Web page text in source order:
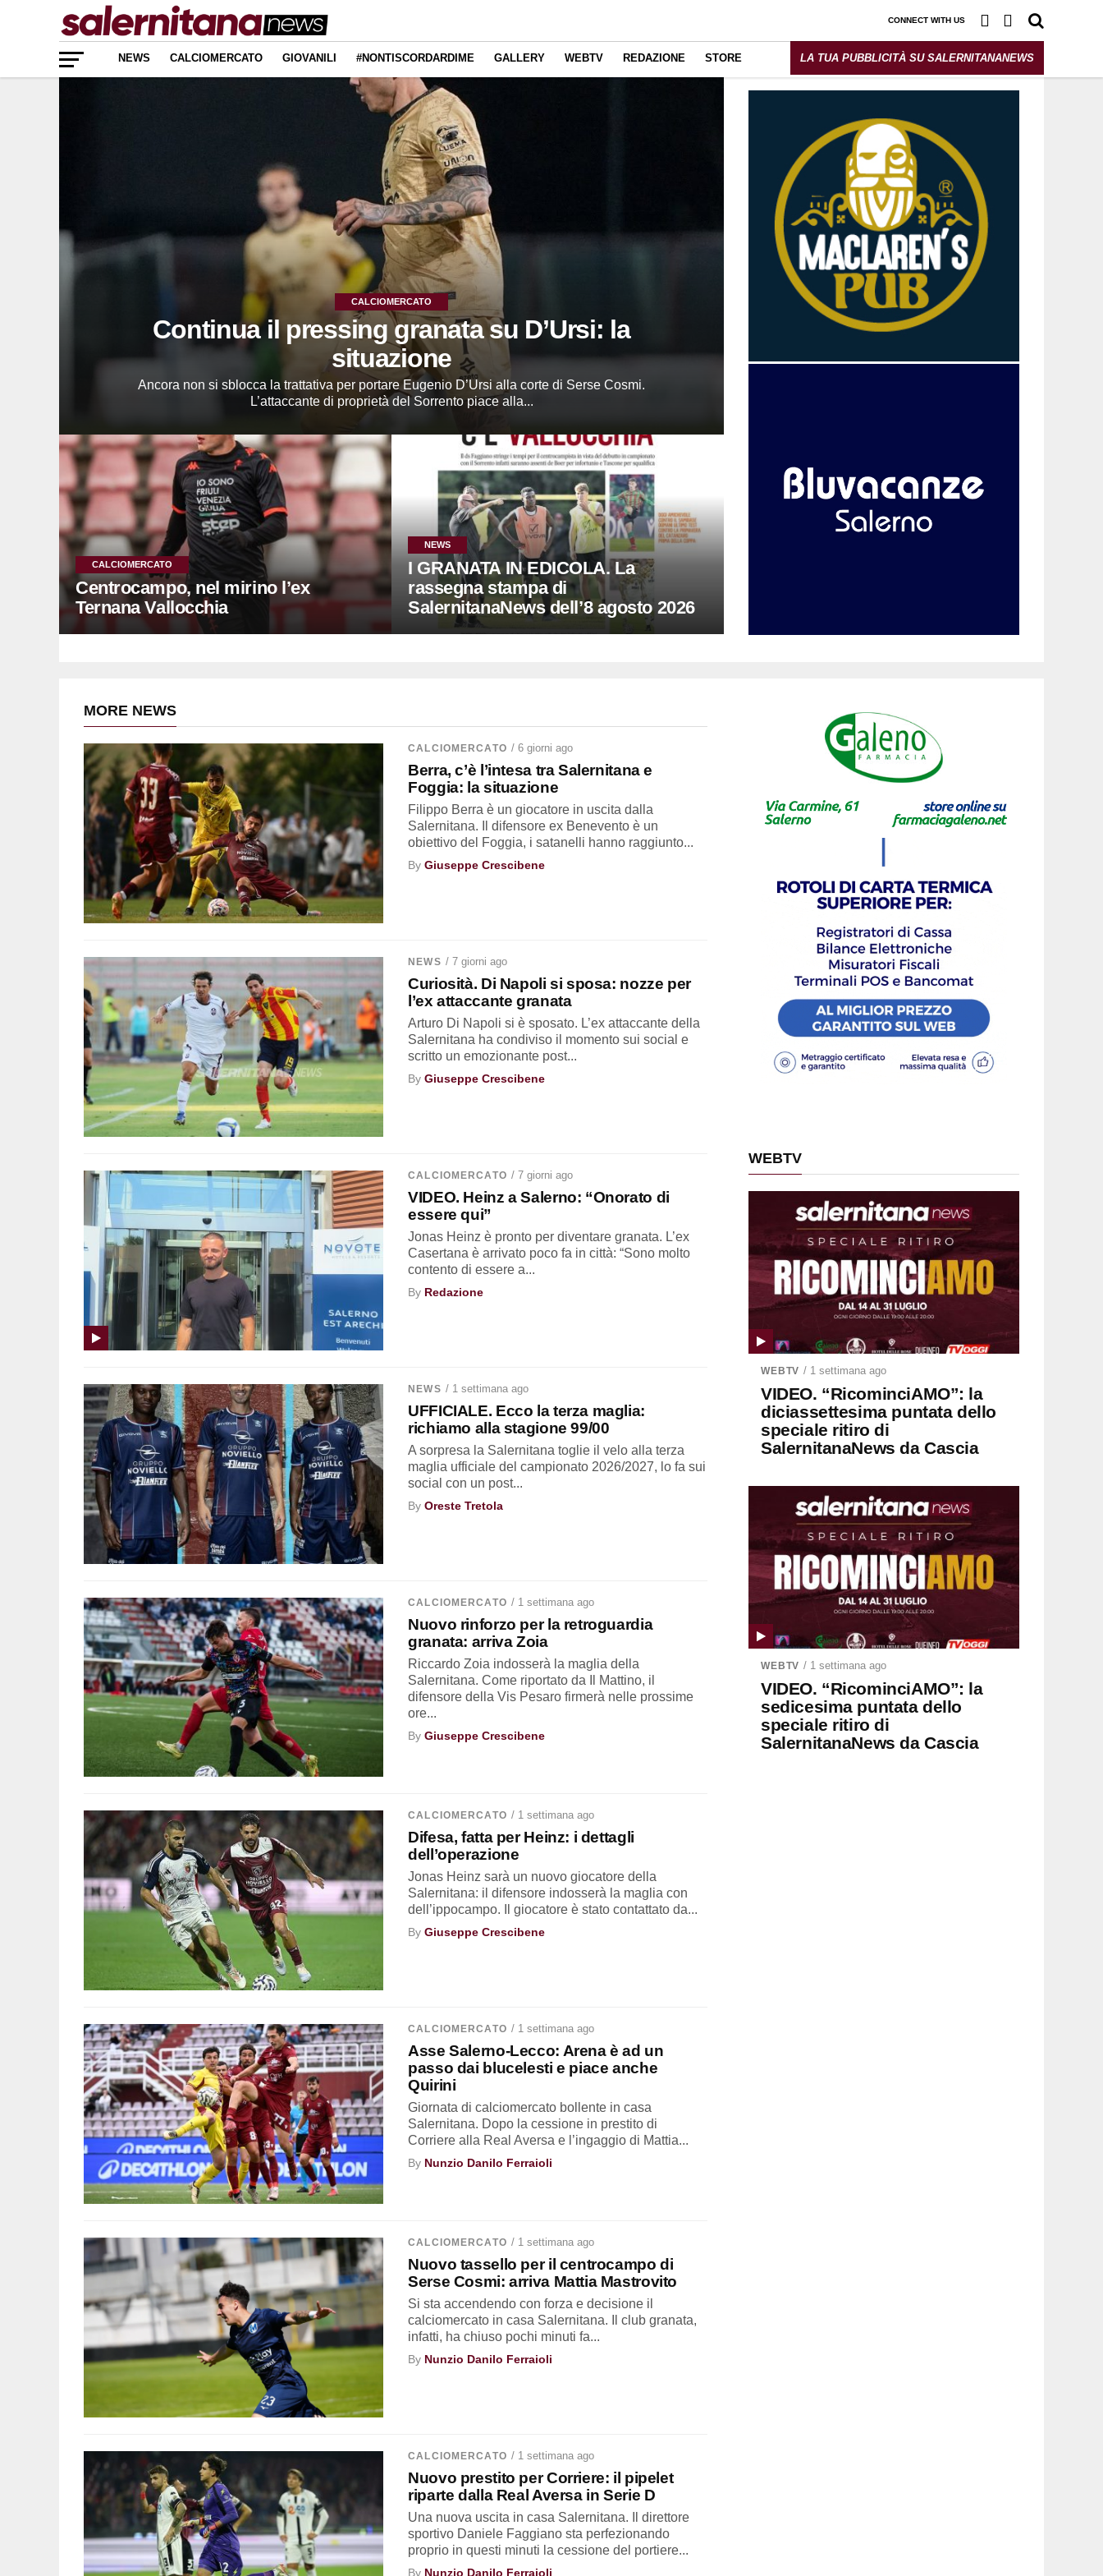
CONNECT WITH US
NEWS CALCIOMERCATO GIOVANILI #NONTISCORDARDIME GALLERY WEBTV REDAZIONE STORE LA TUA PUBBLICITÀ SU SALERNITANANEWS
CALCIOMERCATO
Continua il pressing granata su D’Ursi: la
situazione
Ancora non si sblocca la trattativa per portare Eugenio D’Ursi alla corte di Serse Cosmi.
L’attaccante di proprietà del Sorrento piace alla...
CALCIOMERCATO
Centrocampo, nel mirino l’ex
Ternana Vallocchia
NEWS
I GRANATA IN EDICOLA. La
rassegna stampa di
SalernitanaNews dell’8 agosto 2026
MORE NEWS
CALCIOMERCATO / 6 giorni ago
Berra, c’è l’intesa tra Salernitana e
Foggia: la situazione
Filippo Berra è un giocatore in uscita dalla
Salernitana. Il difensore ex Benevento è un
obiettivo del Foggia, i satanelli hanno raggiunto...
ByGiuseppe Crescibene
NEWS / 7 giorni ago
Curiosità. Di Napoli si sposa: nozze per
l’ex attaccante granata
Arturo Di Napoli si è sposato. L’ex attaccante della
Salernitana ha condiviso il momento sui social e
scritto un emozionante post...
ByGiuseppe Crescibene
CALCIOMERCATO / 7 giorni ago
VIDEO. Heinz a Salerno: “Onorato di
essere qui”
Jonas Heinz è pronto per diventare granata. L’ex
Casertana è arrivato poco fa in città: “Sono molto
contento di essere a...
By Redazione
NEWS / 1 settimana ago
UFFICIALE. Ecco la terza maglia:
richiamo alla stagione 99/00
A sorpresa la Salernitana toglie il velo alla terza
maglia ufficiale del campionato 2026/2027, lo fa sui
social con un post...
ByOreste Tretola
CALCIOMERCATO / 1 settimana ago
Nuovo rinforzo per la retroguardia
granata: arriva Zoia
Riccardo Zoia indosserà la maglia della
Salernitana. Come riportato da Il Mattino, il
difensore della Vis Pesaro firmerà nelle prossime
ore...
ByGiuseppe Crescibene
CALCIOMERCATO / 1 settimana ago
Difesa, fatta per Heinz: i dettagli
dell’operazione
Jonas Heinz sarà un nuovo giocatore della
Salernitana: il difensore indosserà la maglia con
dell’ippocampo. Il giocatore è stato contattato da...
ByGiuseppe Crescibene
CALCIOMERCATO / 1 settimana ago
Asse Salerno-Lecco: Arena è ad un
passo dai blucelesti e piace anche
Quirini
Giornata di calciomercato bollente in casa
Salernitana. Dopo la cessione in prestito di
Corriere alla Real Aversa e l’ingaggio di Mattia...
By Nunzio Danilo Ferraioli
CALCIOMERCATO / 1 settimana ago
Nuovo tassello per il centrocampo di
Serse Cosmi: arriva Mattia Mastrovito
Si sta accendendo con forza e decisione il
calciomercato in casa Salernitana. Il club granata,
infatti, ha chiuso pochi minuti fa...
By Nunzio Danilo Ferraioli
CALCIOMERCATO / 1 settimana ago
Nuovo prestito per Corriere: il pipelet
riparte dalla Real Aversa in Serie D
Una nuova uscita in casa Salernitana. Il direttore
sportivo Daniele Faggiano sta perfezionando
proprio in questi minuti la cessione del portiere...
By Nunzio Danilo Ferraioli
WEBTV
WEBTV / 1 settimana ago
VIDEO. “RicominciAMO”: la
diciassettesima puntata dello
speciale ritiro di
SalernitanaNews da Cascia
WEBTV / 1 settimana ago
VIDEO. “RicominciAMO”: la
sedicesima puntata dello
speciale ritiro di
SalernitanaNews da Cascia